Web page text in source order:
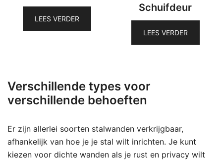
LEES VERDER
Schuifdeur
LEES VERDER
Verschillende types voor
verschillende behoeften
Er zijn allerlei soorten stalwanden verkrijgbaar,
afhankelijk van hoe je je stal wilt inrichten. Je kunt
kiezen voor dichte wanden als je rust en privacy wilt